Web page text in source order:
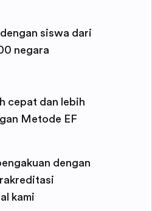
siswa dari
negara
cepat dan lebih
Metode EF
dengan
kami